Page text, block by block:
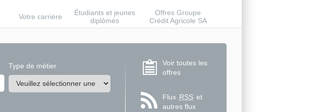
Votre carrière
Étudiants et jeunes
diplômés
Offres Groupe
Crédit Agricole SA
Type de métier
Voir toutes les
offres
Flux RSS et
autres flux